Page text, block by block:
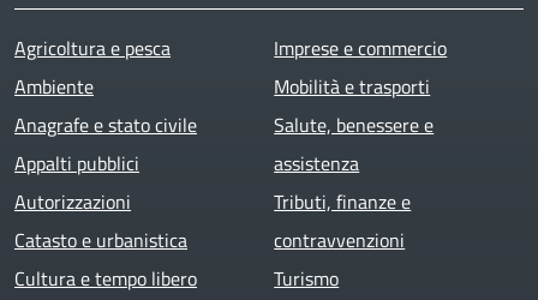
Agricoltura e pesca
Ambiente
Anagrafe e stato civile
Appalti pubblici
Autorizzazioni
Catasto e urbanistica
Cultura e tempo libero
Imprese e commercio
Mobilità e trasporti
Salute, benessere e
assistenza
Tributi, finanze e
contravvenzioni
Turismo